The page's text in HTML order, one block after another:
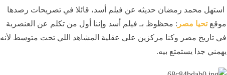
استهل محمد رمضان حديثه عن فيلم أسد، قائلا في تصريحات رصدها
موقع تحيا مصر : محظوظ بـ فيلم أسد وإننا أول من تكلم عن العنصرية
في تاريخ مصر وكنا مركزين على عقلية المشاهد اللي تحت متوسط لأنه
يهمني جدا يستمتع بيه.